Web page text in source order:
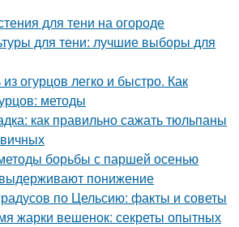
для тени на огороде
для тени: лучшие выборы для
огурцов легко и быстро. Как
методы
как правильно сажать тюльпаны
борьбы с паршей осенью
понижение
по Цельсию: факты и советы
жарки вешенок: секреты опытных